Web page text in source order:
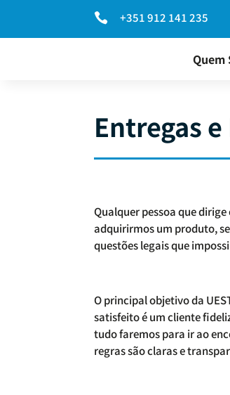
 +351 912 141 235
Quem
Entregas
Qualquer pessoa que
adquirirmos um produto,
questões legais que
O principal objetivo da
satisfeito é um cliente
tudo faremos para ir ao
regras são claras e